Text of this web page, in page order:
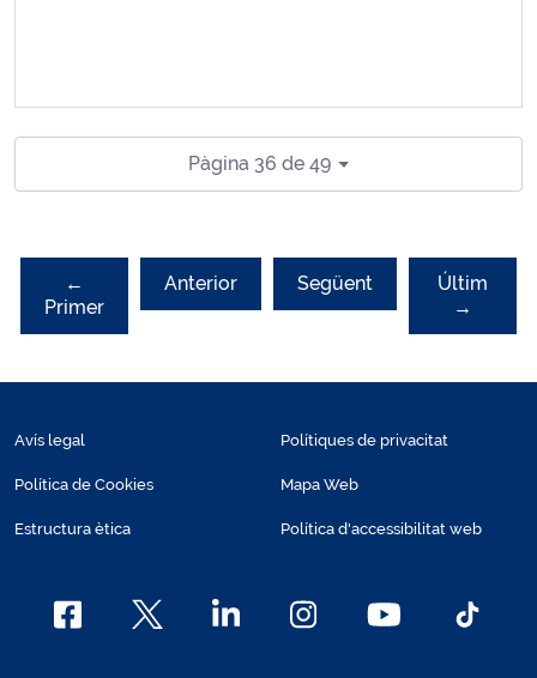
Pàgina 36 de 49
←
Primer
Anterior Següent
Últim
→
Avís legal
Política de Cookies
Estructura ètica
Polítiques de privacitat
Mapa Web
Política d'accessibilitat web